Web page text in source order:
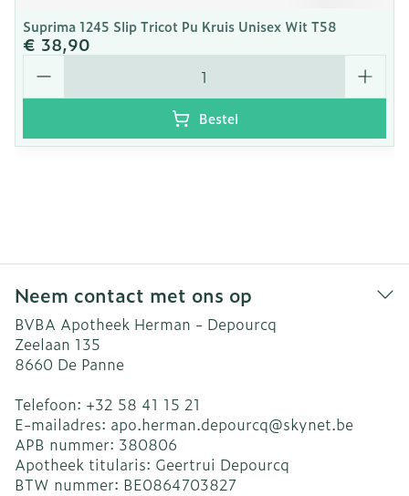
Suprima 1245 Slip Tricot Pu Kruis Unisex Wit T58
€ 38,90
Aantal
Bestel
Neem contact met ons op
BVBA Apotheek Herman - Depourcq
Zeelaan 135
8660 De Panne
Telefoon: +32 58 41 15 21
E-mailadres: apo.herman.depourcq@skynet.be
APB nummer: 380806
Apotheek titularis: Geertrui Depourcq
BTW nummer: BE0864703827